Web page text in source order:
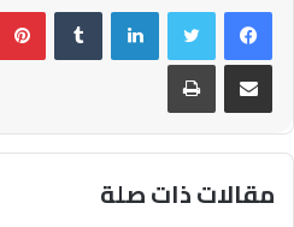
فيسبوكتويتر لينكدإن
مشاركة عبر البريد طباعة
مقالات ذات صلة